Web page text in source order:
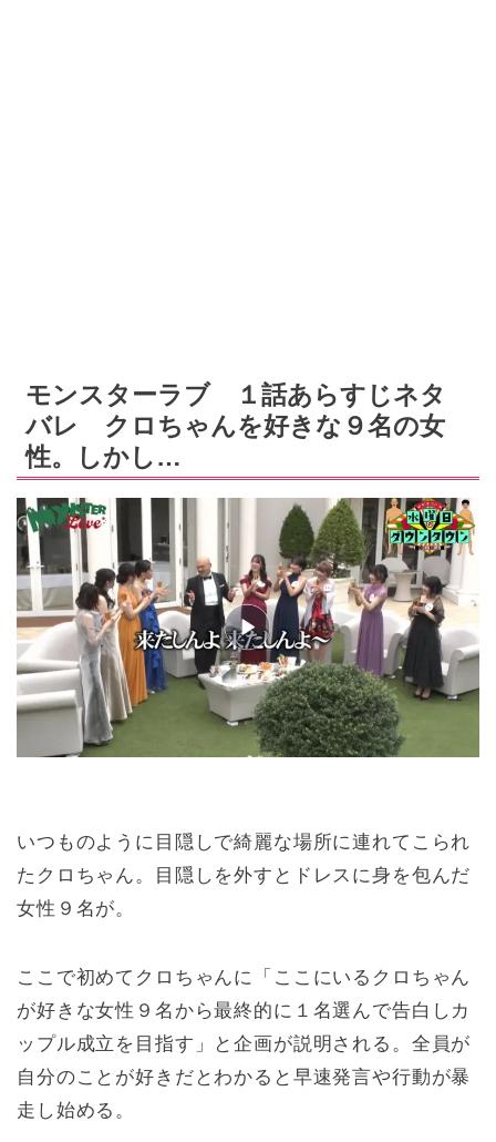
モンスターラブ １話あらすじネタ
バレ クロちゃんを好きな９名の女
性。しかし…
いつものように目隠しで綺麗な場所に連れてこられ
たクロちゃん。目隠しを外すとドレスに身を包んだ
女性９名が。
ここで初めてクロちゃんに「ここにいるクロちゃん
が好きな女性９名から最終的に１名選んで告白しカ
ップル成立を目指す」と企画が説明される。全員が
自分のことが好きだとわかると早速発言や行動が暴
走し始める。